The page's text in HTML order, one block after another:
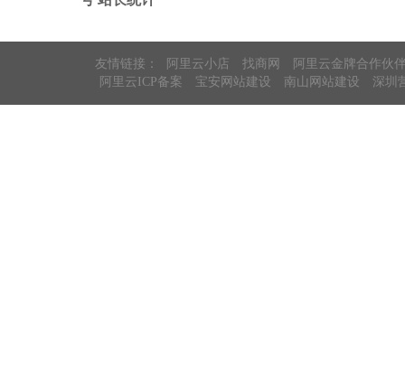
友情链接： 阿里云小店 找商网
阿里云金牌合作伙
阿里云ICP备案
宝安网站建设 南山网站建设 深圳